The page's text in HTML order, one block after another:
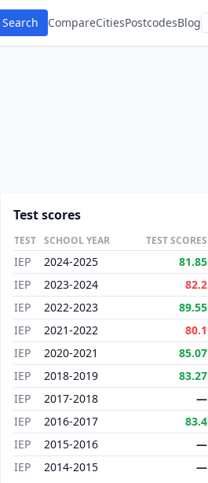
Search CompareCitiesPostcodesBlog
Test scores
TEST SCHOOL YEAR TEST SCORES
IEP 2024-2025 81.85
IEP
2023-2024 82.2
IEP
2022-2023 89.55
IEP
2021-2022 80.1
IEP
2020-2021 85.07
IEP
2018-2019 83.27
IEP
2017-2018 —
IEP
2016-2017 83.4
IEP
2015-2016 —
IEP
2014-2015 —